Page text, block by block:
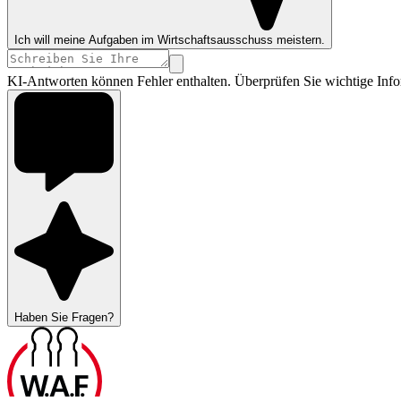
Ich will meine Aufgaben im Wirtschaftsausschuss meistern.
KI-Antworten können Fehler enthalten. Überprüfen Sie wichtige
Haben Sie Fragen?